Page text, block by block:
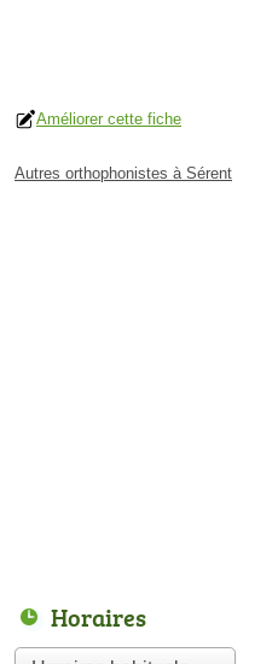
Améliorer cette fiche
Autres orthophonistes à Sérent
Horaires